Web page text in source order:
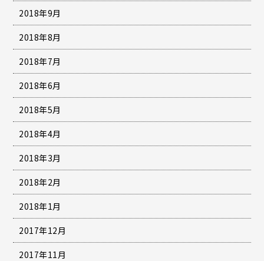
2018年9月
2018年8月
2018年7月
2018年6月
2018年5月
2018年4月
2018年3月
2018年2月
2018年1月
2017年12月
2017年11月